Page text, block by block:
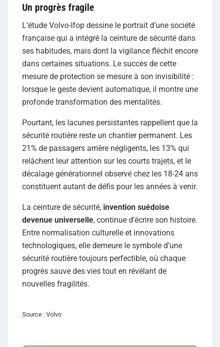
Un progrès fragile
L’étude Volvo-Ifop dessine le portrait d’une société
française qui a intégré la ceinture de sécurité dans
ses habitudes, mais dont la vigilance fléchit encore
dans certaines situations. Le succès de cette
mesure de protection se mesure à son invisibilité :
lorsque le geste devient automatique, il montre une
profonde transformation des mentalités.
Pourtant, les lacunes persistantes rappellent que la
sécurité routière reste un chantier permanent. Les
21% de passagers arrière négligents, les 13% qui
relâchent leur attention sur les courts trajets, et le
décalage générationnel observé chez les 18-24 ans
constituent autant de défis pour les années à venir.
La ceinture de sécurité, invention suédoise
devenue universelle, continue d’écrire son histoire.
Entre normalisation culturelle et innovations
technologiques, elle demeure le symbole d’une
sécurité routière toujours perfectible, où chaque
progrès sauve des vies tout en révélant de
nouvelles fragilités.
Source : Volvo